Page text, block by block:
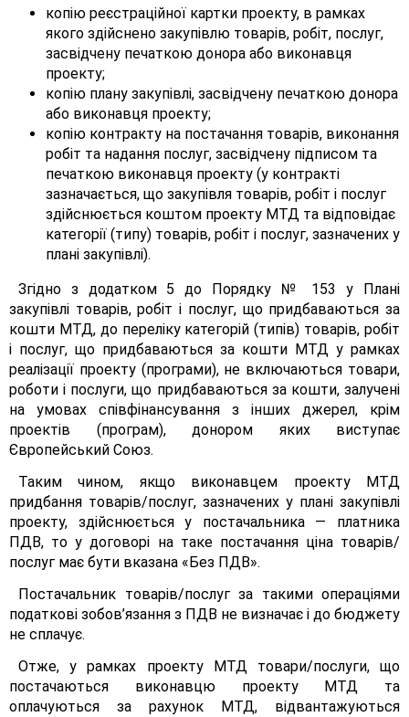
копію реєстраційної картки проекту, в рамках
якого здійснено закупівлю товарів, робіт, послуг,
засвідчену печаткою донора або виконавця
проекту;
копію плану закупівлі, засвідчену печаткою донора
або виконавця проекту;
копію контракту на постачання товарів, виконання
робіт та надання послуг, засвідчену підписом та
печаткою виконавця проекту (у контракті
зазначається, що закупівля товарів, робіт і послуг
здійснюється коштом проекту МТД та відповідає
категорії (типу) товарів, робіт і послуг, зазначених у
плані закупівлі).
Згідно з додатком 5 до Порядку № 153 у Плані
закупівлі товарів, робіт і послуг, що придбаваються за
кошти МТД, до переліку категорій (типів) товарів, робіт
і послуг, що придбаваються за кошти МТД у рамках
реалізації проекту (програми), не включаються товари,
роботи і послуги, що придбаваються за кошти, залучені
на умовах співфінансування з інших джерел, крім
проектів (програм), донором яких виступає
Європейський Союз.
Таким чином, якщо виконавцем проекту МТД
придбання товарів/послуг, зазначених у плані закупівлі
проекту, здійснюється у постачальника — платника
ПДВ, то у договорі на таке постачання ціна товарів/
послуг має бути вказана «Без ПДВ».
Постачальник товарів/послуг за такими операціями
податкові зобов’язання з ПДВ не визначає і до бюджету
не сплачує.
Отже, у рамках проекту МТД товари/послуги, що
постачаються виконавцю проекту МТД та
оплачуються за рахунок МТД, відвантажуються